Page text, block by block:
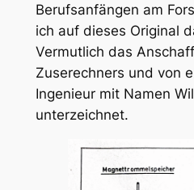
Berufsanfängen am
ich auf dieses Original
Vermutlich das
Zuserechners und von
Ingenieur mit Namen
unterzeichnet.